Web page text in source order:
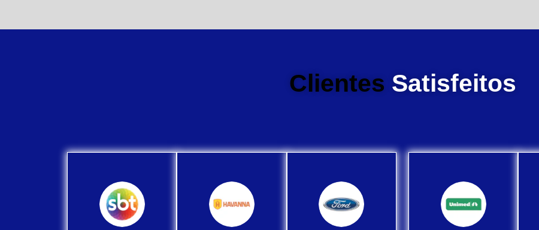
Clientes Satisfeitos